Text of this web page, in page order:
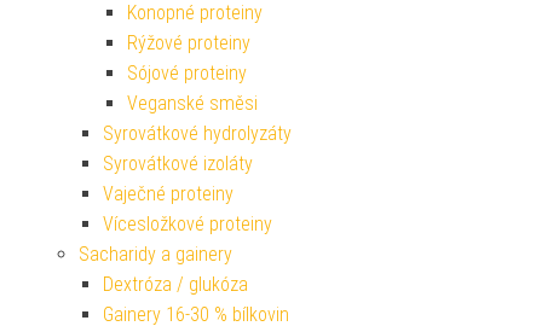
Konopné proteiny
Rýžové proteiny
Sójové proteiny
Veganské směsi
Syrovátkové hydrolyzáty
Syrovátkové izoláty
Vaječné proteiny
Vícesložkové proteiny
Sacharidy a gainery
Dextróza / glukóza
Gainery 16-30 % bílkovin